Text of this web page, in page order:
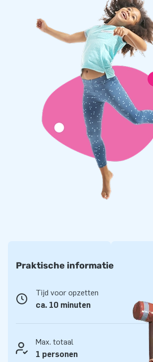
Duurzaam en gemakkelijk te reinigen
JB kussens zijn op meerdere punten
meervoudig gestikt en zijn gemaakt van
kleurvast PVC doek. Je kunt er dus op
duurzaam en eenvoudig schoon te houden
Ringgooien spel is inclusief 5 jaar garantie.
met dit product jarenlang optimaal
Koop dit opblaasbare Ringgooien spel en
een competitieve en leuke dag.
Het bewijs: meer dan 15.000
Weet je waarom JB al meer dan 15 jaar
een gat in de lucht laat springen? Omdat
Praktische informatie
Tijd voor opzetten
ca. 10 minuten
Max. totaal
1 personen